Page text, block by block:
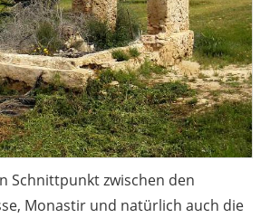
Schnittpunkt zwischen den
Monastir und natürlich auch die